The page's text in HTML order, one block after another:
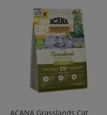
ACANA Grasslands Cat